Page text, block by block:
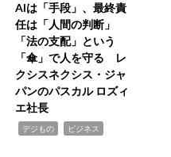
AIは「手段」、最終責
任は「人間の判断」
「法の支配」という
「傘」で人を守る レ
クシスネクシス・ジャ
パンのパスカル ロズィ
エ社長
デジもの ビジネス